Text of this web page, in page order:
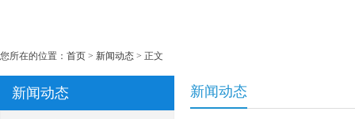
您所在的位置： 首页 > 新闻动态 > 正文
新闻动态 新闻动态